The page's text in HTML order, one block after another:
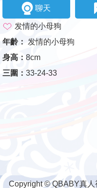
聊天
发情的小母狗
年齡：
发情的小母狗
身高： 8cm
三圍： 33-24-33
Copyright © QBABY真人